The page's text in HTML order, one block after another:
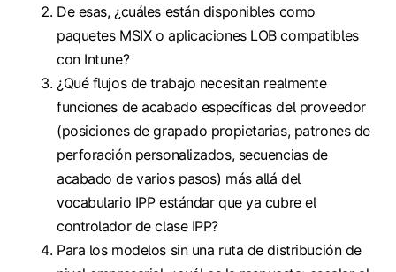
De esas, ¿cuáles están disponibles como
paquetes MSIX o aplicaciones LOB compatibles
con Intune?
¿Qué flujos de trabajo necesitan realmente
funciones de acabado específicas del proveedor
(posiciones de grapado propietarias, patrones de
perforación personalizados, secuencias de
acabado de varios pasos) más allá del
vocabulario IPP estándar que ya cubre el
controlador de clase IPP?
Para los modelos sin una ruta de distribución de